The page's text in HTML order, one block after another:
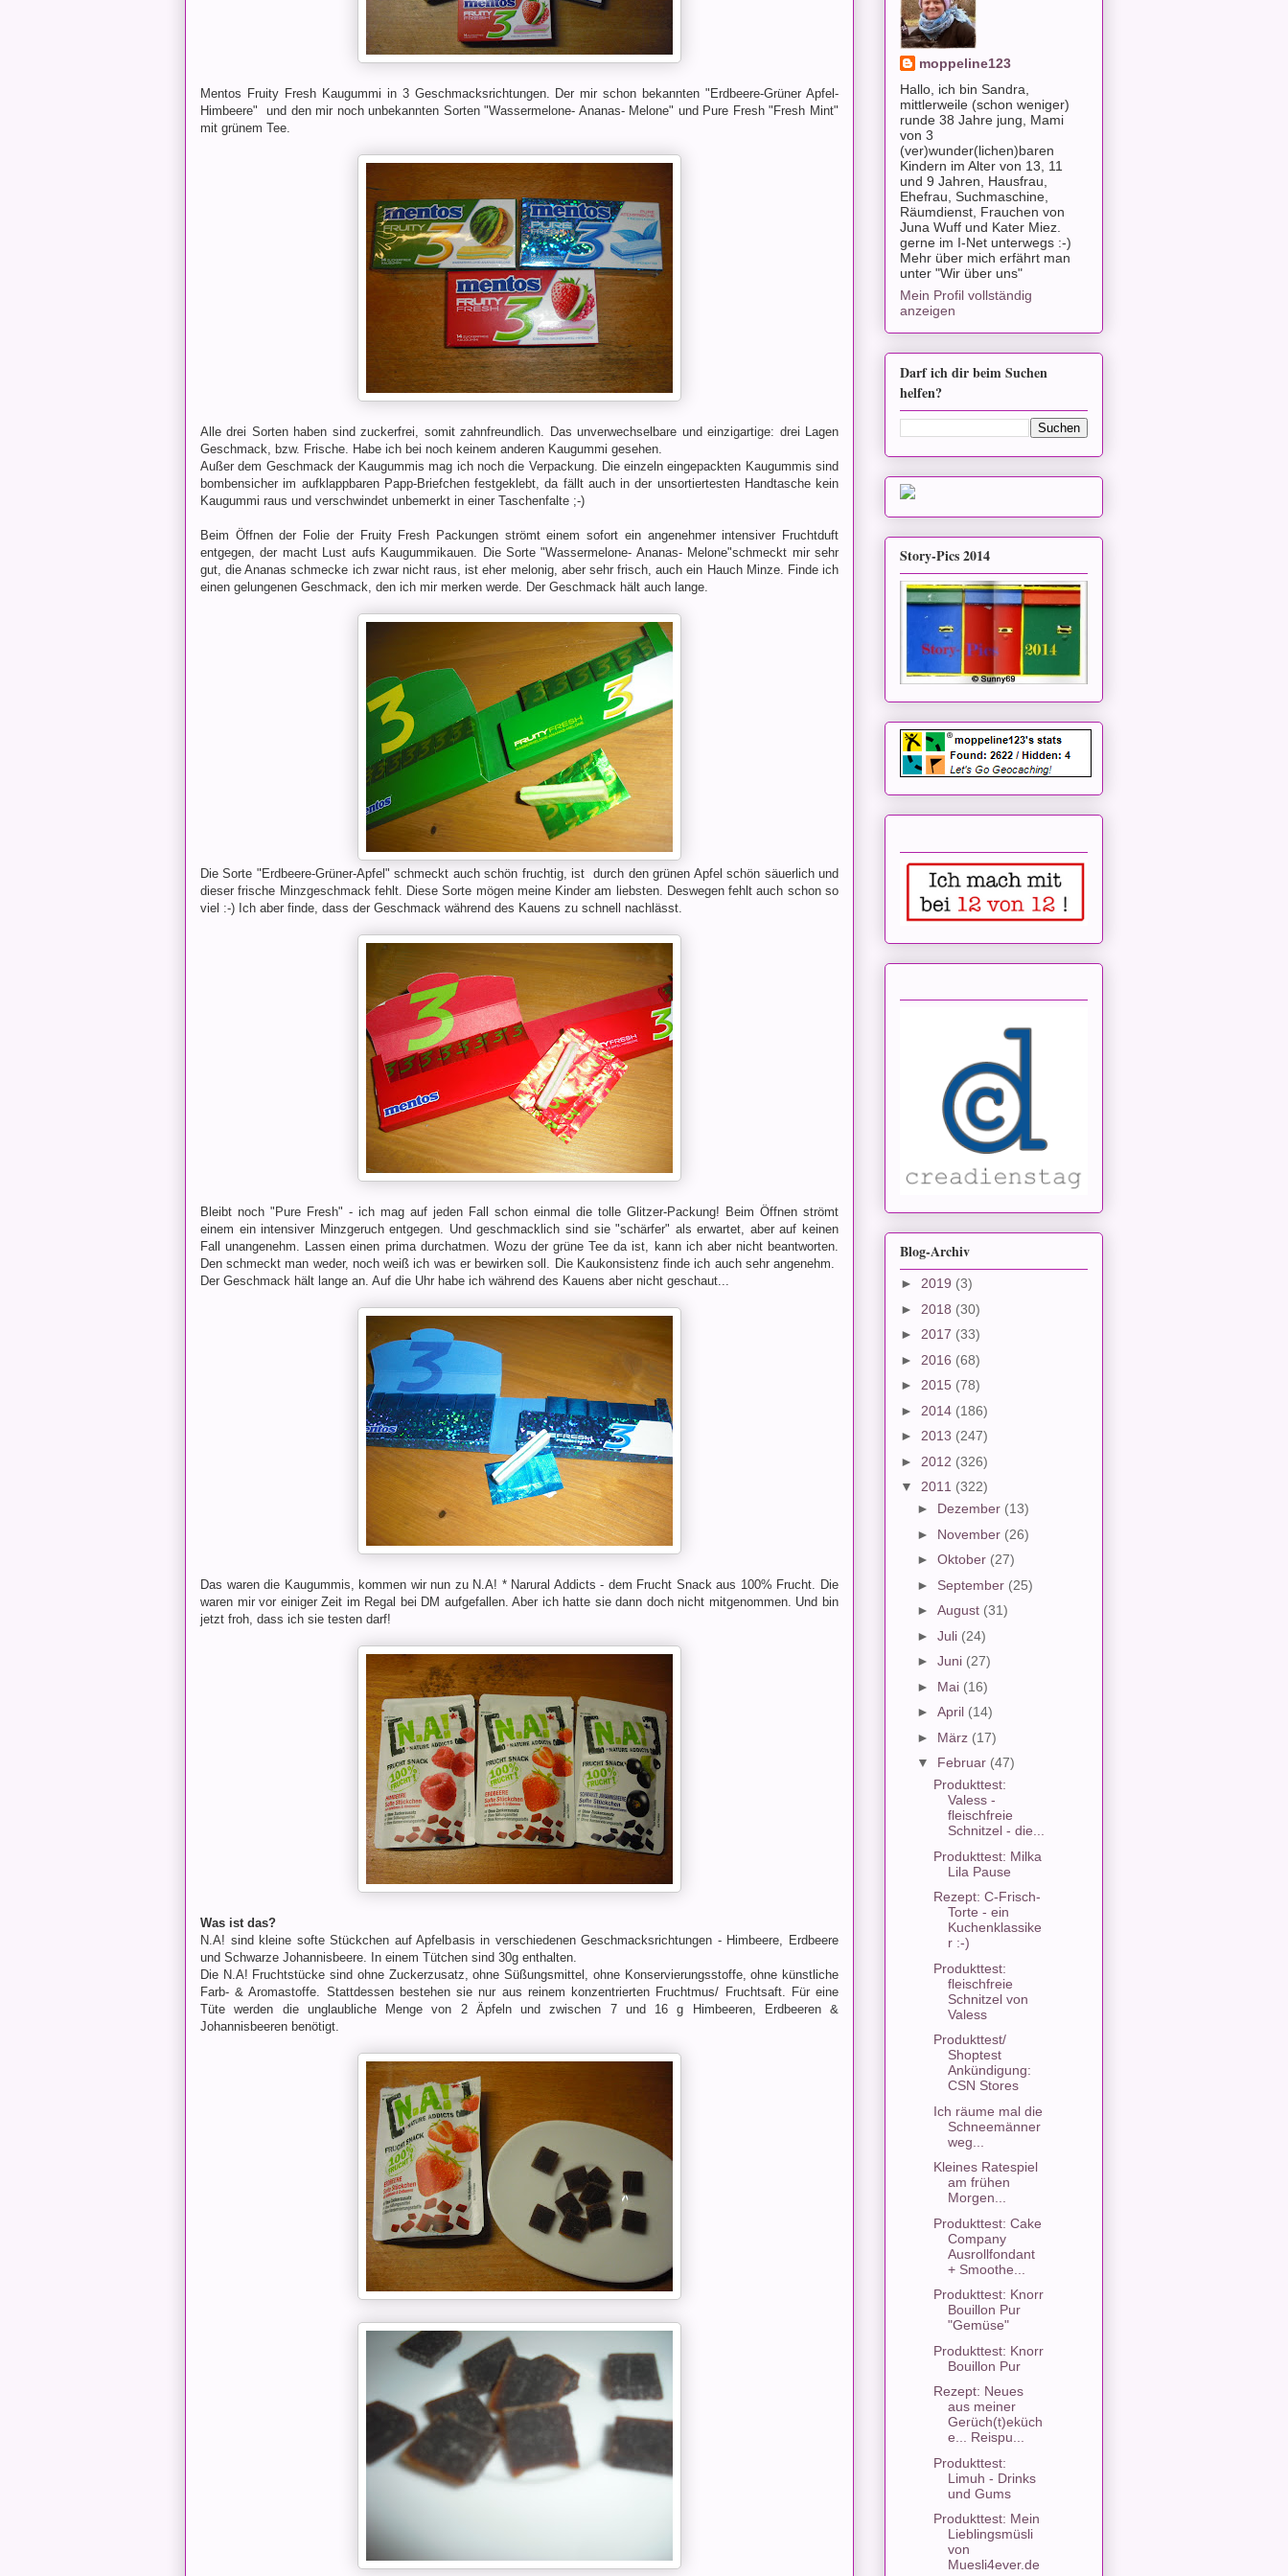
Mentos Fruity Fresh Kaugummi in 3 Geschmacksrichtungen. Der mir schon bekannten "Erdbeere-Grüner Apfel-
Himbeere" und den mir noch unbekannten Sorten "Wassermelone- Ananas- Melone" und Pure Fresh "Fresh Mint"
mit grünem Tee.
Alle drei Sorten haben sind zuckerfrei, somit zahnfreundlich. Das unverwechselbare und einzigartige: drei Lagen
Geschmack, bzw. Frische. Habe ich bei noch keinem anderen Kaugummi gesehen.
Außer dem Geschmack der Kaugummis mag ich noch die Verpackung. Die einzeln eingepackten Kaugummis sind
bombensicher im aufklappbaren Papp-Briefchen festgeklebt, da fällt auch in der unsortiertesten Handtasche kein
Kaugummi raus und verschwindet unbemerkt in einer Taschenfalte ;-)
Beim Öffnen der Folie der Fruity Fresh Packungen strömt einem sofort ein angenehmer intensiver Fruchtduft
entgegen, der macht Lust aufs Kaugummikauen. Die Sorte "Wassermelone- Ananas- Melone"schmeckt mir sehr
gut, die Ananas schmecke ich zwar nicht raus, ist eher melonig, aber sehr frisch, auch ein Hauch Minze. Finde ich
einen gelungenen Geschmack, den ich mir merken werde. Der Geschmack hält auch lange.
Die Sorte "Erdbeere-Grüner-Apfel" schmeckt auch schön fruchtig, ist durch den grünen Apfel schön säuerlich und
dieser frische Minzgeschmack fehlt. Diese Sorte mögen meine Kinder am liebsten. Deswegen fehlt auch schon so
viel :-) Ich aber finde, dass der Geschmack während des Kauens zu schnell nachlässt.
Bleibt noch "Pure Fresh" - ich mag auf jeden Fall schon einmal die tolle Glitzer-Packung! Beim Öffnen strömt
einem ein intensiver Minzgeruch entgegen. Und geschmacklich sind sie "schärfer" als erwartet, aber auf keinen
Fall unangenehm. Lassen einen prima durchatmen. Wozu der grüne Tee da ist, kann ich aber nicht beantworten.
Den schmeckt man weder, noch weiß ich was er bewirken soll. Die Kaukonsistenz finde ich auch sehr angenehm.
Der Geschmack hält lange an. Auf die Uhr habe ich während des Kauens aber nicht geschaut...
Das waren die Kaugummis, kommen wir nun zu N.A! * Narural Addicts - dem Frucht Snack aus 100% Frucht. Die
waren mir vor einiger Zeit im Regal bei DM aufgefallen. Aber ich hatte sie dann doch nicht mitgenommen. Und bin
jetzt froh, dass ich sie testen darf!
Was ist das?
N.A! sind kleine softe Stückchen auf Apfelbasis in verschiedenen Geschmacksrichtungen - Himbeere, Erdbeere
und Schwarze Johannisbeere. In einem Tütchen sind 30g enthalten.
Die N.A! Fruchtstücke sind ohne Zuckerzusatz, ohne Süßungsmittel, ohne Konservierungsstoffe, ohne künstliche
Farb- & Aromastoffe. Stattdessen bestehen sie nur aus reinem konzentrierten Fruchtmus/ Fruchtsaft. Für eine
Tüte werden die unglaubliche Menge von 2 Äpfeln und zwischen 7 und 16 g Himbeeren, Erdbeeren &
Johannisbeeren benötigt.
moppeline123
Hallo, ich bin Sandra,
mittlerweile (schon weniger)
runde 38 Jahre jung, Mami
von 3
(ver)wunder(lichen)baren
Kindern im Alter von 13, 11
und 9 Jahren, Hausfrau,
Ehefrau, Suchmaschine,
Räumdienst, Frauchen von
Juna Wuff und Kater Miez.
gerne im I-Net unterwegs :-)
Mehr über mich erfährt man
unter "Wir über uns"
Mein Profil vollständig
anzeigen
Darf ich dir beim Suchen
helfen?
Story-Pics 2014
Blog-Archiv
► 2019 (3)
► 2018 (30)
► 2017 (33)
► 2016 (68)
► 2015 (78)
► 2014 (186)
► 2013 (247)
► 2012 (326)
▼ 2011 (322)
► Dezember (13)
► November (26)
► Oktober (27)
► September (25)
► August (31)
► Juli (24)
► Juni (27)
► Mai (16)
► April (14)
► März (17)
▼ Februar (47)
Produkttest:
Valess -
fleischfreie
Schnitzel - die...
Produkttest: Milka
Lila Pause
Rezept: C-Frisch-
Torte - ein
Kuchenklassike
r :-)
Produkttest:
fleischfreie
Schnitzel von
Valess
Produkttest/
Shoptest
Ankündigung:
CSN Stores
Ich räume mal die
Schneemänner
weg...
Kleines Ratespiel
am frühen
Morgen...
Produkttest: Cake
Company
Ausrollfondant
+ Smoothe...
Produkttest: Knorr
Bouillon Pur
"Gemüse"
Produkttest: Knorr
Bouillon Pur
Rezept: Neues
aus meiner
Gerüch(t)eküch
e... Reispu...
Produkttest:
Limuh - Drinks
und Gums
Produkttest: Mein
Lieblingsmüsli
von
Muesli4ever.de